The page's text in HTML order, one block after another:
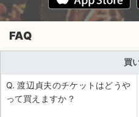
FAQ
買
Q. 渡辺貞夫のチケットはどうや
って買えますか？